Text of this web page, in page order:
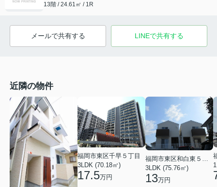
13階 / 24.61㎡ / 1R
メールで共有する LINEで共有する
近隣の物件
福岡市東区千早５丁目
3LDK (70.18㎡)
17.5万円
福岡市東区和白東５丁目
3LDK (75.76㎡)
13万円